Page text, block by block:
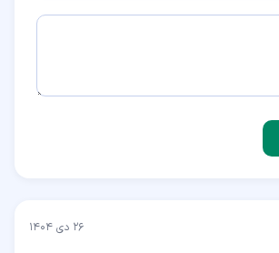
۲۶ دی ۱۴۰۴